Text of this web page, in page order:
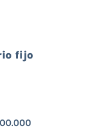
fijo